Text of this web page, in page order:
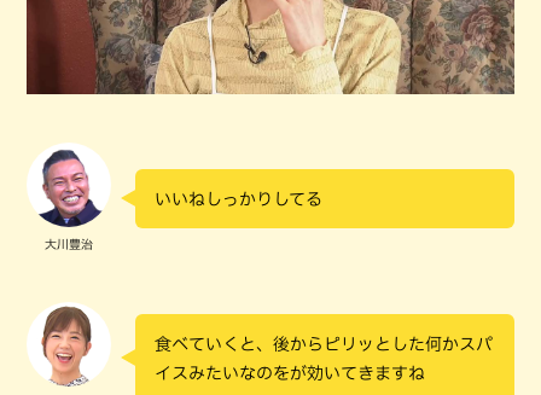
大川豊治
いいねしっかりしてる
食べていくと、後からピリッとした何かスパ
イスみたいなのをが効いてきますね